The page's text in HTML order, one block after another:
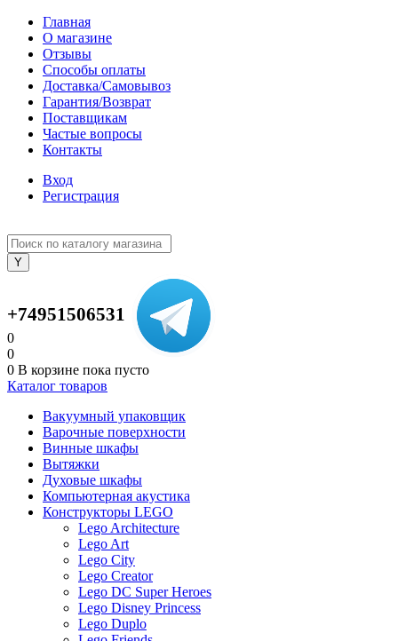
Главная
О магазине
Отзывы
Способы оплаты
Доставка/Самовывоз
Гарантия/Возврат
Поставщикам
Частые вопросы
Контакты
Вход
Регистрация
+74951506531
0
0
0 В корзине пока пусто
Каталог товаров
Вакуумный упаковщик
Варочные поверхности
Винные шкафы
Вытяжки
Духовые шкафы
Компьютерная акустика
Конструкторы LEGO
Lego Architecture
Lego Art
Lego City
Lego Creator
Lego DC Super Heroes
Lego Disney Princess
Lego Duplo